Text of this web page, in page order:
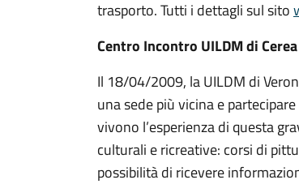
trasporto. Tutti i dettagli sul sito
Centro Incontro UILDM di Cerea
Il 18/04/2009, la UILDM di
una sede più vicina e
vivono l’esperienza di questa
culturali e ricreative: corsi di
possibilità di ricevere